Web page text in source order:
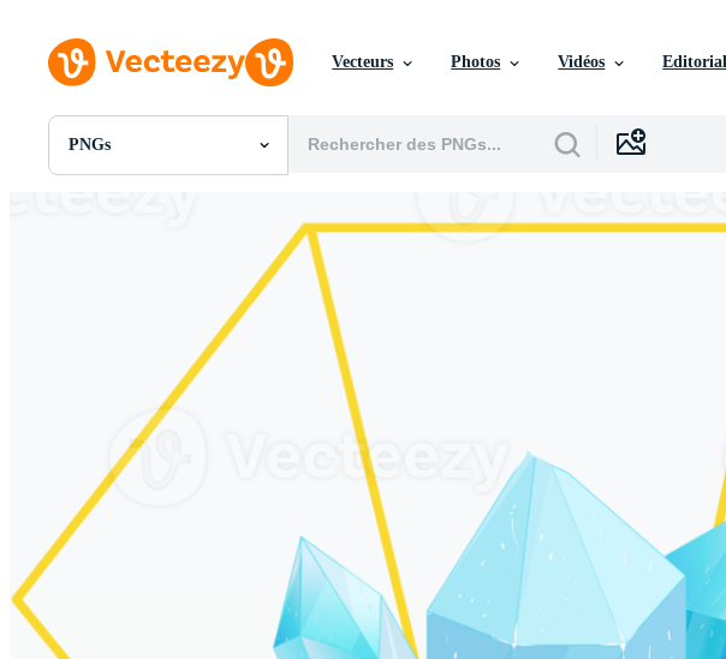
Vecteurs Photos Vidéos Editorial
PNGs
Toutes Images
Motion graphics
Images Éditoriales
Événements Éditoriaux